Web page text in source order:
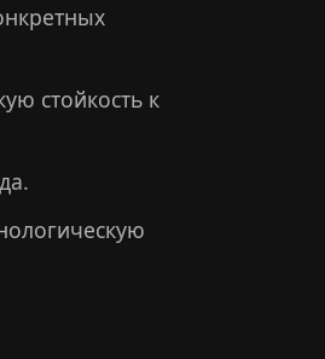
стойкость к